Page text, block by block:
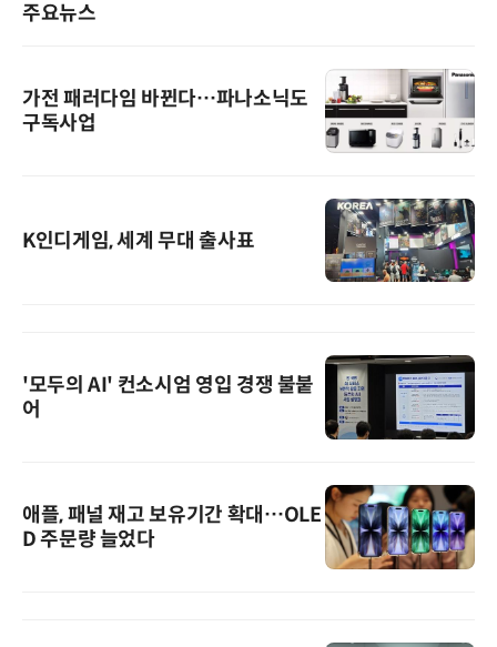
주요뉴스
가전 패러다임 바뀐다…파나소닉도
구독사업
K인디게임, 세계 무대 출사표
'모두의 AI' 컨소시엄 영입 경쟁 불붙
어
애플, 패널 재고 보유기간 확대…OLE
D 주문량 늘었다